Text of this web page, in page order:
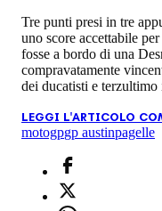
Tre punti presi in tre
uno score accettabile
fosse a bordo di una
compravatamente
dei ducatisti e
LEGGI L'ARTICOLO
motogpgp austinpagelle